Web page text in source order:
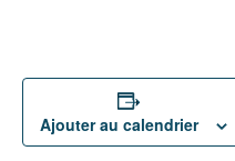
Ajouter au calendrier